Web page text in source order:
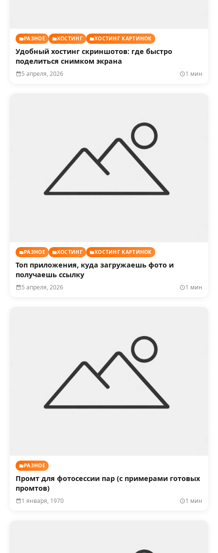
РАЗНОЕ ХОСТИНГ ХОСТИНГ КАРТИНОК
Удобный хостинг скриншотов: где быстро
поделиться снимком экрана
5 апреля, 2026 1 мин
РАЗНОЕ ХОСТИНГ ХОСТИНГ КАРТИНОК
Топ приложения, куда загружаешь фото и
получаешь ссылку
5 апреля, 2026 1 мин
РАЗНОЕ
Промт для фотосессии пар (с примерами готовых
промтов)
1 января, 1970 1 мин